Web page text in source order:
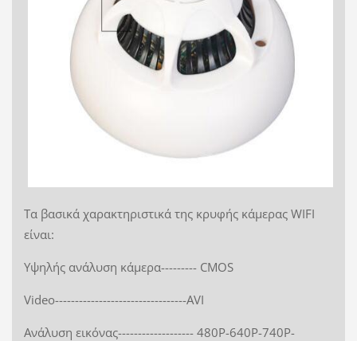
Τα βασικά χαρακτηριστικά της κρυφής κάμερας WIFI
είναι:
Υψηλής ανάλυση κάμερα--------- CMOS
Video---------------------------------AVI
Ανάλυση εικόνας------------------- 480P-640P-740P-